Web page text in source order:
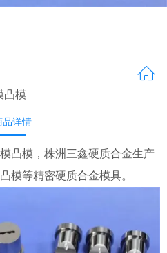
凸模
品详情
凸模，株洲三鑫硬质合金生产
凸模等精密硬质合金模具。